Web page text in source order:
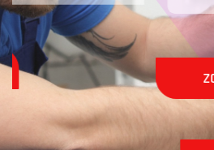
ZGŁOŚ AWARIĘ ✉️